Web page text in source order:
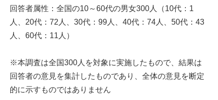
回答者属性：全国の10～60代の男女300人（10代：1
人、20代：72人、30代：99人、40代：74人、50代：43
人、60代：11人）
※本調査は全国300人を対象に実施したもので、結果は
回答者の意見を集計したものであり、全体の意見を断定
的に示すものではありません